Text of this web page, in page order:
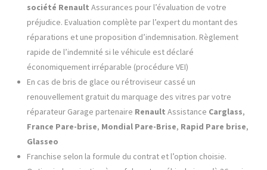
société Renault Assurances pour l’évaluation de votre
préjudice. Evaluation complète par l’expert du montant des
réparations et une proposition d’indemnisation. Règlement
rapide de l’indemnité si le véhicule est déclaré
économiquement irréparable (procédure VEI)
En cas de bris de glace ou rétroviseur cassé un
renouvellement gratuit du marquage des vitres par votre
réparateur Garage partenaire Renault Assistance Carglass,
France Pare-brise, Mondial Pare-Brise, Rapid Pare brise,
Glasseo
Franchise selon la formule du contrat et l’option choisie.